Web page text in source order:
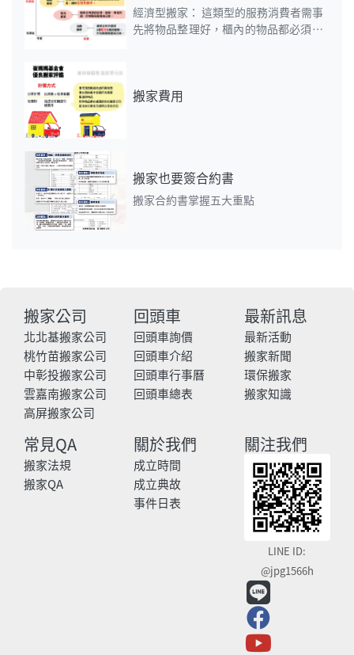
經濟型搬家： 這類型的服務消費者需事
先將物品整理好，櫃內的物品都必須自
搬家費用
搬家也要簽合約書
搬家合約書掌握五大重點
搬家公司
北北基搬家公司
桃竹苗搬家公司
中彰投搬家公司
雲嘉南搬家公司
高屏搬家公司
回頭車
回頭車詢價
回頭車介紹
回頭車行事曆
回頭車總表
最新訊息
最新活動
搬家新聞
環保搬家
搬家知識
常見QA
搬家法規
搬家QA
關於我們
成立時間
成立典故
事件日表
關注我們
LINE ID:
@jpg1566h